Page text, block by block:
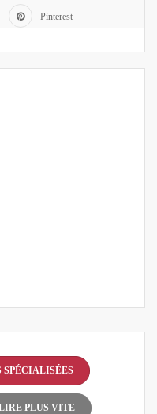
Pinterest
SPÉCIALISÉES
PLUS VITE